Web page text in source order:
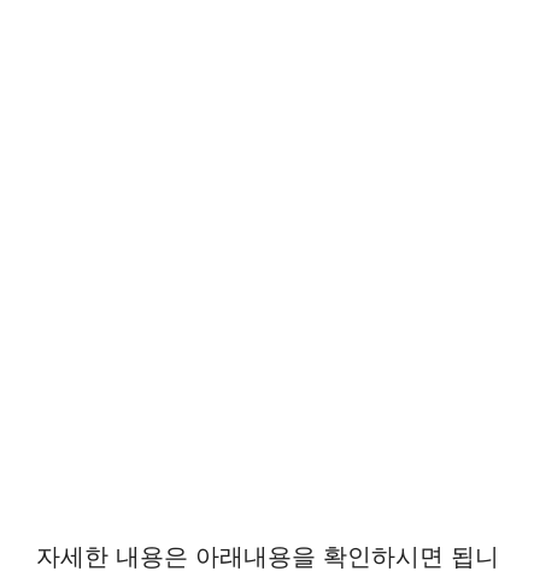
자세한 내용은 아래내용을 확인하시면 됩니